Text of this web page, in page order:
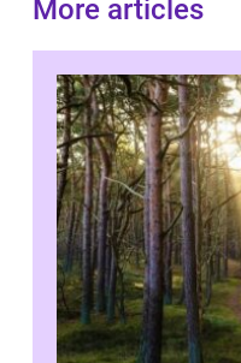
More articles